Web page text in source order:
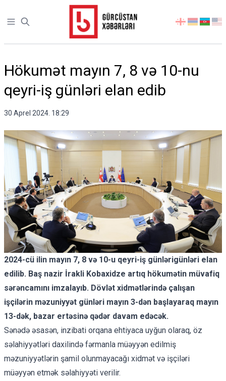
Open sidebar
აირჩიეთ
Hökumət mayın 7, 8 və 10-nu
qeyri-iş günləri elan edib
30 Aprel 2024. 18:29
2024-cü ilin mayın 7, 8 və 10-u qeyri-iş günlərigünləri elan
edilib. Baş nazir İrakli Kobaxidze artıq hökumətin müvafiq
sərəncamını imzalayıb. Dövlət xidmətlərində çalışan
işçilərin məzuniyyət günləri mayın 3-dən başlayaraq mayın
13-dək, bazar ertəsinə qədər davam edəcək.
Sənədə əsasən, inzibati orqana ehtiyaca uyğun olaraq, öz
səlahiyyətləri daxilində fərmanla müəyyən edilmiş
məzuniyyətlərin şamil olunmayacağı xidmət və işçiləri
müəyyən etmək səlahiyyəti verilir.